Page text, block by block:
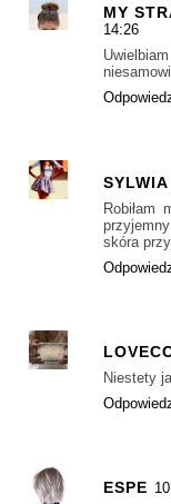
MY
14:26
SYLWIA
Robiłam
skóra
Niestety
ESPE